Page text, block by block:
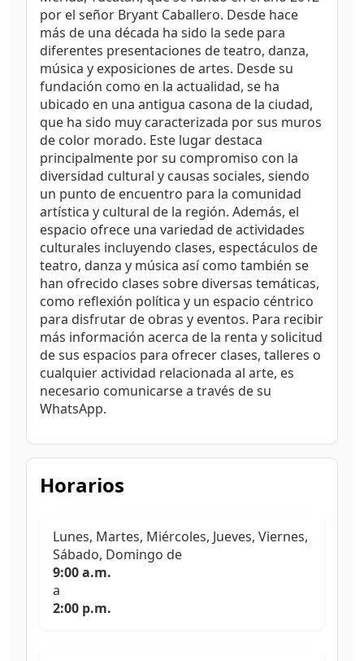
por el señor Bryant Caballero. Desde hace
más de una década ha sido la sede para
diferentes presentaciones de teatro, danza,
música y exposiciones de artes. Desde su
fundación como en la actualidad, se ha
ubicado en una antigua casona de la ciudad,
que ha sido muy caracterizada por sus muros
de color morado. Este lugar destaca
principalmente por su compromiso con la
diversidad cultural y causas sociales, siendo
un punto de encuentro para la comunidad
artística y cultural de la región. Además, el
espacio ofrece una variedad de actividades
culturales incluyendo clases, espectáculos de
teatro, danza y música así como también se
han ofrecido clases sobre diversas temáticas,
como reflexión política y un espacio céntrico
para disfrutar de obras y eventos. Para recibir
más información acerca de la renta y solicitud
de sus espacios para ofrecer clases, talleres o
cualquier actividad relacionada al arte, es
necesario comunicarse a través de su
WhatsApp.
Horarios
Lunes, Martes, Miércoles, Jueves, Viernes,
Sábado, Domingo de
9:00 a.m.
a
2:00 p.m.